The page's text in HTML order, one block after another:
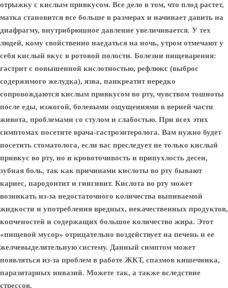
отрыжку с кислым привкусом. Все дело в том, что плод растет,
матка становится все больше в размерах и начинает давить на
диафрагму, внутрибрюшное давление увеличивается. У тех
людей, кому свойственно наедаться на ночь, утром отмечают у
себя кислый вкус в ротовой полости. Болезни пищеварения:
гастрит с повышенной кислотностью, рефлюкс (выброс
содержимого желудка), язва, панкреатит нередко
сопровождаются кислым привкусом во рту, чувством тошноты
после еды, изжогой, болевыми ощущениями в верней части
живота, проблемами со стулом и слабостью. При всех этих
симптомах посетите врача-гастроэнтеролога. Вам нужно будет
посетить стоматолога, если вас преследует не только кислый
привкус во рту, но и кровоточивость и припухлость десен,
зубная боль, так как причинами кислоты во рту бывают
кариес, пародонтит и гингивит. Кислота во рту может
возникать из-за недостаточного количества выпиваемой
жидкости и употребления вредных, некачественных продуктов,
копченостей и содержащих большое количество жира. Этот
«пищевой мусор» отрицательно воздействует на печень и ее
желчевыделительную систему. Данный симптом может
появляться из-за проблем в работе ЖКТ, спазмов кишечника,
паразитарных инвазий. Можете так, а также вследствие
стрессов.